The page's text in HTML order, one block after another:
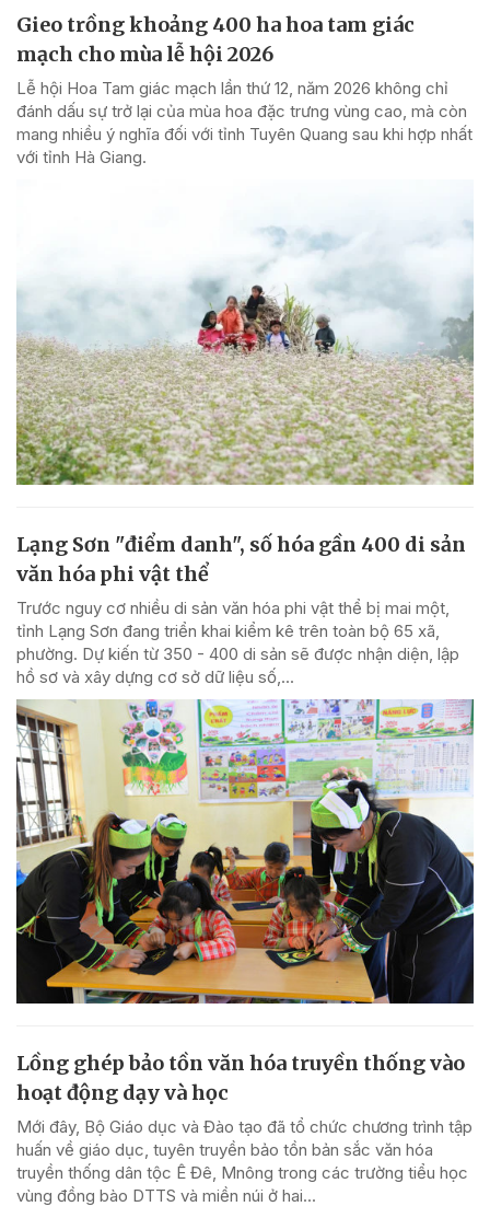
Gieo trồng khoảng 400 ha hoa tam giác
mạch cho mùa lễ hội 2026
Lễ hội Hoa Tam giác mạch lần thứ 12, năm 2026 không chỉ
đánh dấu sự trở lại của mùa hoa đặc trưng vùng cao, mà còn
mang nhiều ý nghĩa đối với tỉnh Tuyên Quang sau khi hợp nhất
với tỉnh Hà Giang.
Lạng Sơn "điểm danh", số hóa gần 400 di sản
văn hóa phi vật thể
Trước nguy cơ nhiều di sản văn hóa phi vật thể bị mai một,
tỉnh Lạng Sơn đang triển khai kiểm kê trên toàn bộ 65 xã,
phường. Dự kiến từ 350 - 400 di sản sẽ được nhận diện, lập
hồ sơ và xây dựng cơ sở dữ liệu số,...
Lồng ghép bảo tồn văn hóa truyền thống vào
hoạt động dạy và học
Mới đây, Bộ Giáo dục và Đào tạo đã tổ chức chương trình tập
huấn về giáo dục, tuyên truyền bảo tồn bản sắc văn hóa
truyền thống dân tộc Ê Đê, Mnông trong các trường tiểu học
vùng đồng bào DTTS và miền núi ở hai...